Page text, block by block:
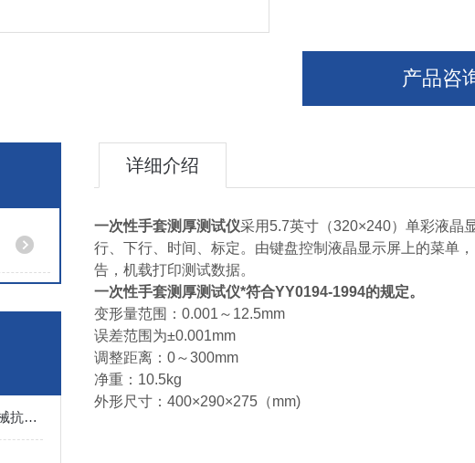
产品咨
YY/T0803.1-2022牙科根管器械抗弯测试仪介绍
详细介绍
一次性手套测厚测试仪采用5.7英寸（320×240）单彩液晶
行、下行、时间、标定。由键盘控制液晶显示屏上的菜单
告，机载打印测试数据。
一次性手套测厚测试仪*符合YY0194-1994的规定。
变形量范围：0.001～12.5mm
误差范围为±0.001mm
调整距离：0～300mm
净重：10.5kg
外形尺寸：400×290×275（mm)